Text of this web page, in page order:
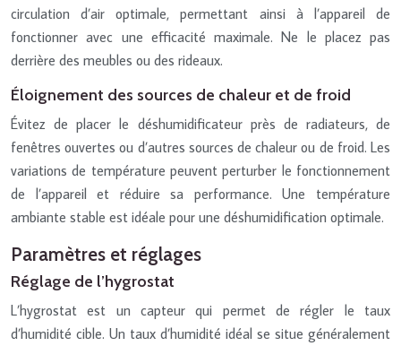
circulation d’air optimale, permettant ainsi à l’appareil de
fonctionner avec une efficacité maximale. Ne le placez pas
derrière des meubles ou des rideaux.
Éloignement des sources de chaleur et de froid
Évitez de placer le déshumidificateur près de radiateurs, de
fenêtres ouvertes ou d’autres sources de chaleur ou de froid. Les
variations de température peuvent perturber le fonctionnement
de l’appareil et réduire sa performance. Une température
ambiante stable est idéale pour une déshumidification optimale.
Paramètres et réglages
Réglage de l’hygrostat
L’hygrostat est un capteur qui permet de régler le taux
d’humidité cible. Un taux d’humidité idéal se situe généralement